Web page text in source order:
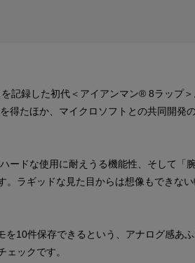
記録した初代＜アイアンマン® 8ラップ＞
得たほか、マイクロソフトとの共同開発
ードな使用に耐えうる機能性、そして「
。ラギッドな見た目からは想像もできな
10件保存できるという、アナログ感あふ
ックです。